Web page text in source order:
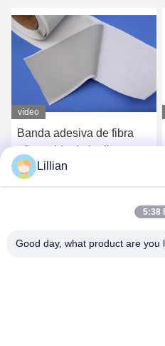
vídeo
Banda adesiva de fibra
não tecida de butil para
estrada 50 mm ODM
Obtenha o melhor preço
Lillian
5:38
Good day, what product are you